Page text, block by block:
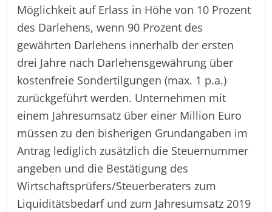
Möglichkeit auf Erlass in Höhe von 10 Prozent
des Darlehens, wenn 90 Prozent des
gewährten Darlehens innerhalb der ersten
drei Jahre nach Darlehensgewährung über
kostenfreie Sondertilgungen (max. 1 p.a.)
zurückgeführt werden. Unternehmen mit
einem Jahresumsatz über einer Million Euro
müssen zu den bisherigen Grundangaben im
Antrag lediglich zusätzlich die Steuernummer
angeben und die Bestätigung des
Wirtschaftsprüfers/Steuerberaters zum
Liquiditätsbedarf und zum Jahresumsatz 2019